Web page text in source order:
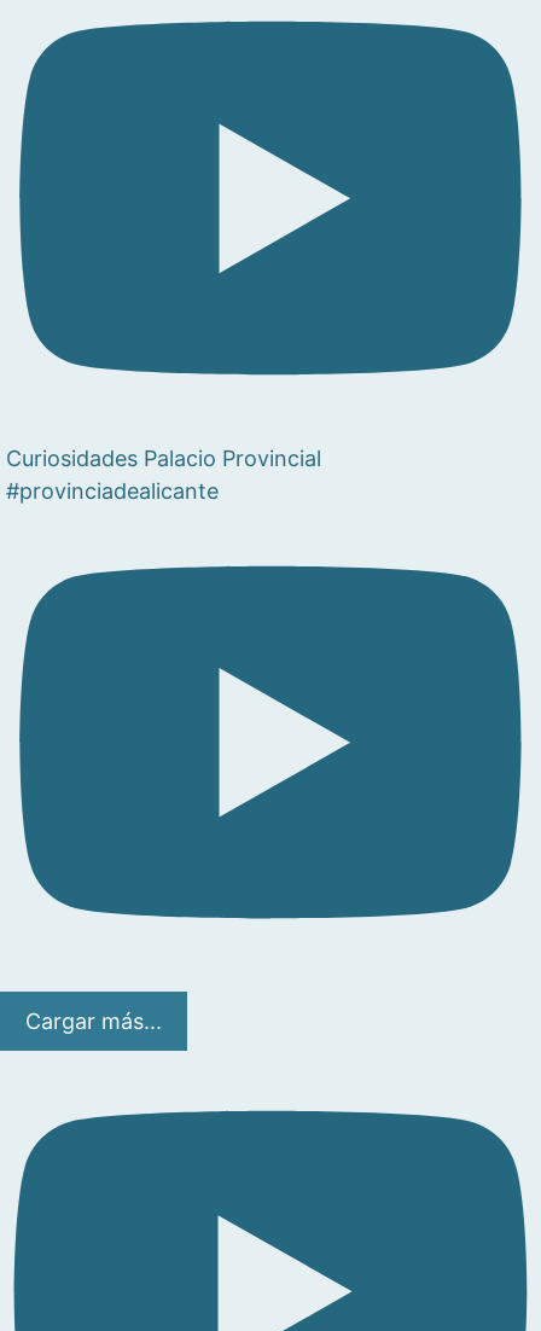
Curiosidades Palacio Provincial
#provinciadealicante
Cargar más...